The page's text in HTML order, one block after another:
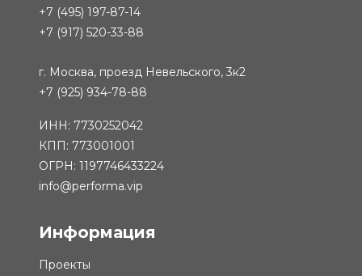
+7 (495) 197-87-14
+7 (917) 520-33-88
г. Москва, проезд Невельского, 3к2
+7 (925) 934-78-88
ИНН: 7730252042
КПП: 773001001
ОГРН: 1197746433224
info@performa.vip
Информация
Проекты